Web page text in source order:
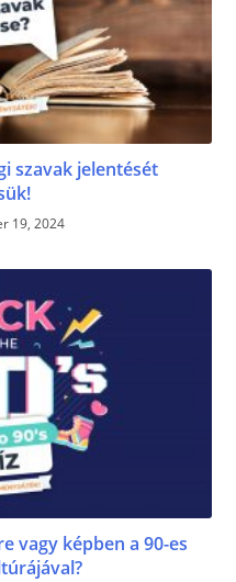
szavak jelentését
19, 2024
vagy képben a 90-es